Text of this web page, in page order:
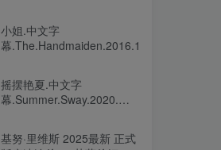
小姐.中文字
幕.The.Handmaiden.2016.1080p
摇摆艳夏.中文字
幕.Summer.Sway.2020.제
基努·里维斯 2025最新 正式